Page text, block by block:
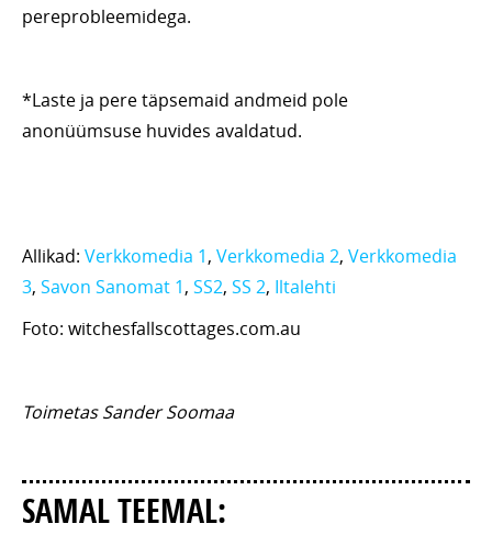
pereprobleemidega.
*Laste ja pere täpsemaid andmeid pole
anonüümsuse huvides avaldatud.
Allikad: Verkkomedia 1, Verkkomedia 2, Verkkomedia
3, Savon Sanomat 1, SS2, SS 2, Iltalehti
Foto: witchesfallscottages.com.au
Toimetas Sander Soomaa
SAMAL TEEMAL: